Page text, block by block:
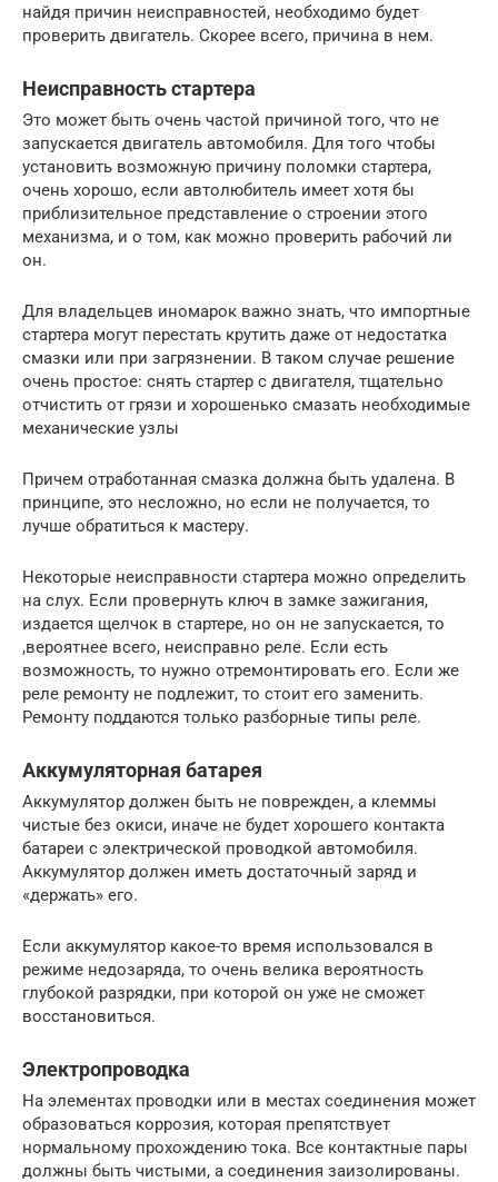
найдя причин неисправностей, необходимо будет
проверить двигатель. Скорее всего, причина в нем.
Неисправность стартера
Это может быть очень частой причиной того, что не
запускается двигатель автомобиля. Для того чтобы
установить возможную причину поломки стартера,
очень хорошо, если автолюбитель имеет хотя бы
приблизительное представление о строении этого
механизма, и о том, как можно проверить рабочий ли
он.
Для владельцев иномарок важно знать, что импортные
стартера могут перестать крутить даже от недостатка
смазки или при загрязнении. В таком случае решение
очень простое: снять стартер с двигателя, тщательно
отчистить от грязи и хорошенько смазать необходимые
механические узлы
Причем отработанная смазка должна быть удалена. В
принципе, это несложно, но если не получается, то
лучше обратиться к мастеру.
Некоторые неисправности стартера можно определить
на слух. Если провернуть ключ в замке зажигания,
издается щелчок в стартере, но он не запускается, то
,вероятнее всего, неисправно реле. Если есть
возможность, то нужно отремонтировать его. Если же
реле ремонту не подлежит, то стоит его заменить.
Ремонту поддаются только разборные типы реле.
Аккумуляторная батарея
Аккумулятор должен быть не поврежден, а клеммы
чистые без окиси, иначе не будет хорошего контакта
батареи с электрической проводкой автомобиля.
Аккумулятор должен иметь достаточный заряд и
«держать» его.
Если аккумулятор какое-то время использовался в
режиме недозаряда, то очень велика вероятность
глубокой разрядки, при которой он уже не сможет
восстановиться.
Электропроводка
На элементах проводки или в местах соединения может
образоваться коррозия, которая препятствует
нормальному прохождению тока. Все контактные пары
должны быть чистыми, а соединения заизолированы.